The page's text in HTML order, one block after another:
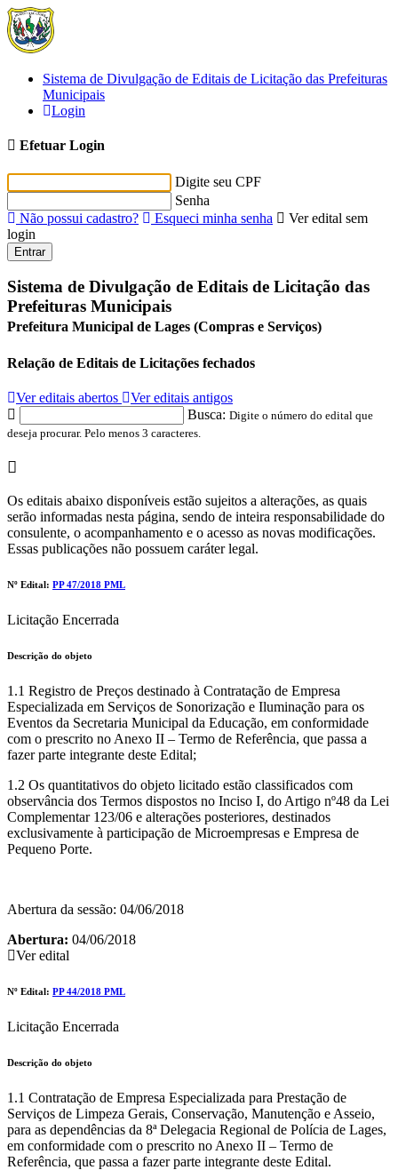
Sistema de Divulgação de Editais de Licitação das Prefeituras
Municipais
Login
Efetuar Login
Digite seu CPF
Senha
Não possui cadastro?
Esqueci minha senha
Ver edital sem
login
Entrar
Sistema de Divulgação de Editais de Licitação das
Prefeituras Municipais
Prefeitura Municipal de Lages (Compras e Serviços)
Relação de Editais de Licitações fechados
Ver editais abertos
Ver editais antigos
Busca: Digite o número do edital que
deseja procurar. Pelo menos 3 caracteres.
Os editais abaixo disponíveis estão sujeitos a alterações, as quais
serão informadas nesta página, sendo de inteira responsabilidade do
consulente, o acompanhamento e o acesso as novas modificações.
Essas publicações não possuem caráter legal.
Nº Edital: PP 47/2018 PML
Licitação Encerrada
Descrição do objeto
1.1 Registro de Preços destinado à Contratação de Empresa
Especializada em Serviços de Sonorização e Iluminação para os
Eventos da Secretaria Municipal da Educação, em conformidade
com o prescrito no Anexo II – Termo de Referência, que passa a
fazer parte integrante deste Edital;
1.2 Os quantitativos do objeto licitado estão classificados com
observância dos Termos dispostos no Inciso I, do Artigo nº48 da Lei
Complementar 123/06 e alterações posteriores, destinados
exclusivamente à participação de Microempresas e Empresa de
Pequeno Porte.
Abertura da sessão: 04/06/2018
Abertura: 04/06/2018
Ver edital
Nº Edital: PP 44/2018 PML
Licitação Encerrada
Descrição do objeto
1.1 Contratação de Empresa Especializada para Prestação de
Serviços de Limpeza Gerais, Conservação, Manutenção e Asseio,
para as dependências da 8ª Delegacia Regional de Polícia de Lages,
em conformidade com o prescrito no Anexo II – Termo de
Referência, que passa a fazer parte integrante deste Edital.